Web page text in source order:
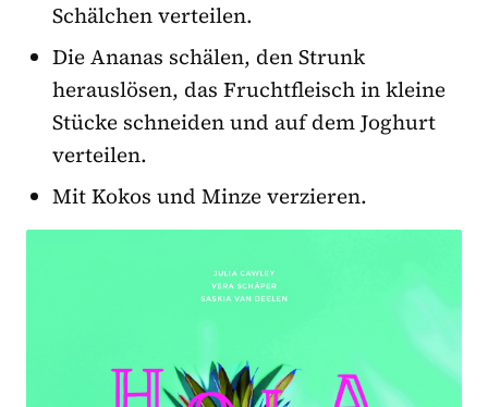
Schälchen verteilen.
Die Ananas schälen, den Strunk
herauslösen, das Fruchtfleisch in kleine
Stücke schneiden und auf dem Joghurt
verteilen.
Mit Kokos und Minze verzieren.